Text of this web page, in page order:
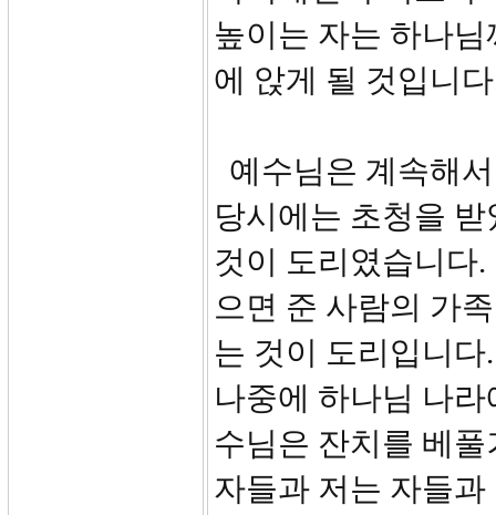
높이는 자는 하나
에 앉게 될 것입니
예수님은 계속해
당시에는 초청을
것이 도리였습니다
으면 준 사람의 가
는 것이 도리입니
나중에 하나님 나
수님은 잔치를 베
자들과 저는 자들